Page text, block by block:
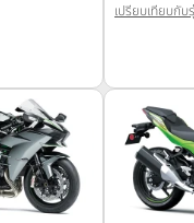
เปรียบเทียบกั